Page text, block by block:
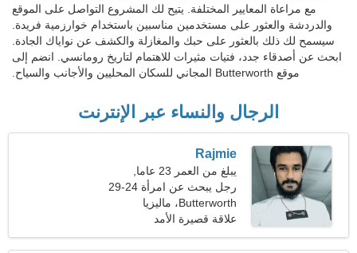
مع مراعاة المعايير المختلفة. يتيح لك المشروع التواصل على الموقع
والدردشة والعثور على مستخدمين مناسبين باستخدام خوارزمية فريدة.
سيسمح لك ذلك بالعثور على حبك والمغازلة والكشف عن نواياك الجادة.
ابحث عن أصدقاء جدد، فتيات مثيرات للاهتمام لتاريخ رومانسي. انضم إلى
موقع Butterworth المجاني للسكان المحليين والأجانب والسياح.
الرجال والنساء عبر الإنترنت
Rajmie
يبلغ من العمر 23 عاما,
القوس
رجل يبحث عن امرأة 24-29
Butterworth، ماليزيا
علاقة قصيرة الأمد